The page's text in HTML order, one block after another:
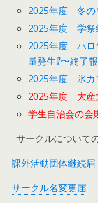
2025年度 冬の
2025年度 学祭
2025年度 ハロ
量発生⁉︎〜終了
2025年度 氷カ
2025年度 大産
学生自治会の会
サークルについて
課外活動団体継続届
サークル名変更届